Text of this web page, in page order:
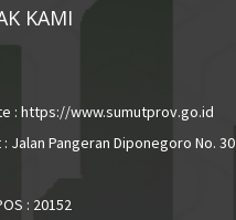
KAMI
: https://www.sumutprov.go.id
: Jalan Pangeran Diponegoro No. 30
: 20152